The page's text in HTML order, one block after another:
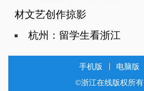
材文艺创作掠影
杭州：留学生看浙江
手机版
电脑版
©浙江在线版权所有